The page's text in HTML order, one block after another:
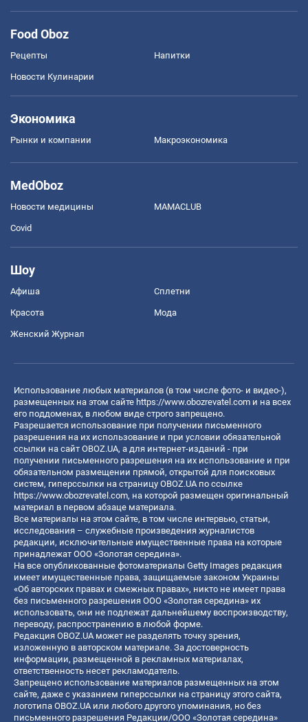
Food Oboz
Рецепты Напитки
Новости Кулинарии
Экономика
Рынки и компании Mакроэкономика
MedOboz
Новости медицины MAMACLUB
Covid
Шоу
Афиша Сплетни
Красота Мода
Женский Журнал
Использование любых материалов (в том числе фото- и видео-),
размещенных на этом сайте https://www.obozrevatel.com и на всех
его поддоменах, в любом виде строго запрещено.
Разрешается использование при получении письменного
разрешения на их использование и при условии обязательной
ссылки на сайт OBOZ.UA, а для интернет-изданий - при
получении письменного разрешения на их использование и при
обязательном размещении прямой, открытой для поисковых
систем, гиперссылки на страницу OBOZ.UA по ссылке
https://www.obozrevatel.com, на которой размещен оригинальный
материал в первом абзаце материала.
Все материалы на этом сайте, в том числе интервью, статьи,
исследования – служебные произведения журналистов
редакции, исключительные имущественные права на которые
принадлежат ООО «Золотая середина».
На все опубликованные фотоматериалы Getty Images редакция
имеет имущественные права, защищаемые законом Украины
«Об авторских правах и смежных правах», никто не имеет права
без письменного разрешения ООО «Золотая середина» их
использовать, они не подлежат дальнейшему воспроизводству,
переводу, распространению в любой форме.
Редакция OBOZ.UA может не разделять точку зрения,
изложенную в авторском материале. За достоверность
информации, размещенной в рекламных материалах,
ответственность несет рекламодатель.
Запрещено использование материалов размещенных на этом
сайте, даже с указанием гиперссылки на страницу этого сайта,
логотипа OBOZ.UA или любого другого упоминания, но без
письменного разрешения Редакции/ООО «Золотая середина»